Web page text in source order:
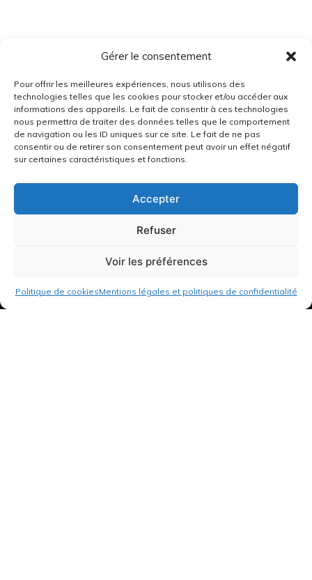
Gérer le consentement
Pour offrir les meilleures expériences, nous utilisons des
technologies telles que les cookies pour stocker et/ou accéder aux
informations des appareils. Le fait de consentir à ces technologies
nous permettra de traiter des données telles que le comportement
de navigation ou les ID uniques sur ce site. Le fait de ne pas
consentir ou de retirer son consentement peut avoir un effet négatif
sur certaines caractéristiques et fonctions.
Accepter
Refuser
Voir les préférences
Politique de cookiesMentions légales et politiques de confidentialité